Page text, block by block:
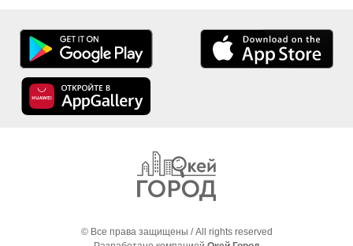
© Все права защищены / All rights reserved